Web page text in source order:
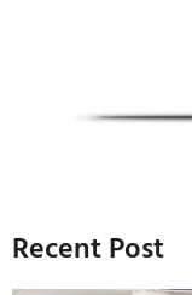
Recent Post